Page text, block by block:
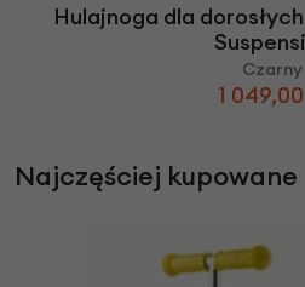
Hulajnoga dla
Czarny
1 049,00
Najczęściej kupowane